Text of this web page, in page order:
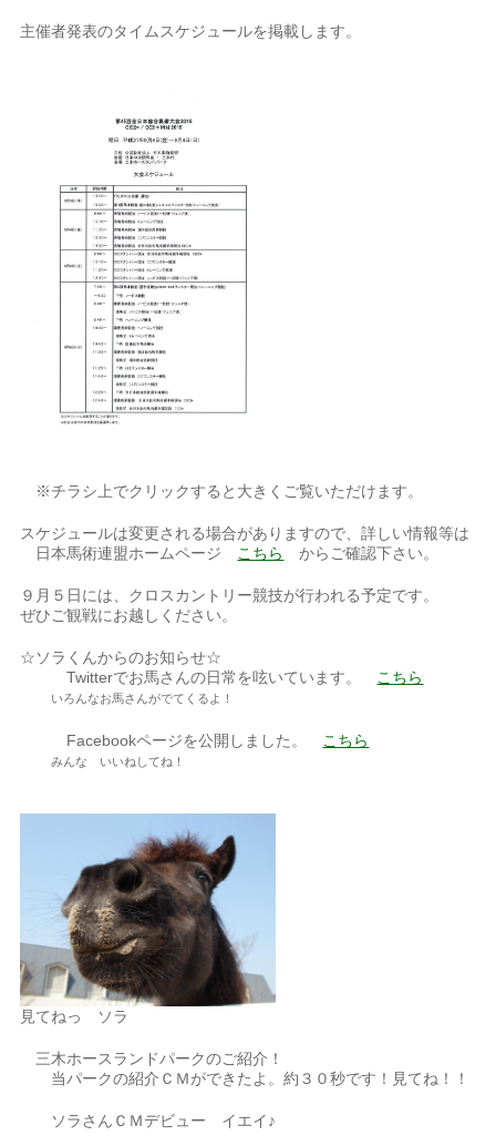
主催者発表のタイムスケジュールを掲載します。
※チラシ上でクリックすると大きくご覧いただけます。
スケジュールは変更される場合がありますので、詳しい情報等は
日本馬術連盟ホームページ こちら からご確認下さい。
９月５日には、クロスカントリー競技が行われる予定です。
ぜひご観戦にお越しください。
☆ソラくんからのお知らせ☆
Twitterでお馬さんの日常を呟いています。 こちら
いろんなお馬さんがでてくるよ！
Facebookページを公開しました。 こちら
みんな いいねしてね！
見てねっ ソラ
三木ホースランドパークのご紹介！
当パークの紹介ＣＭができたよ。約３０秒です！見てね！！
ソラさんＣＭデビュー イエイ♪